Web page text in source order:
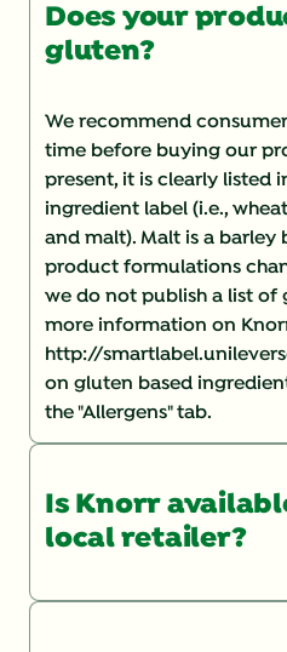
Does your
gluten?
We recommend
time before buying our
present, it is clearly listed
ingredient label (i.e.,
and malt). Malt is a barley
product formulations
we do not publish a list of
more information on
http://
on gluten based
the "Allergens" tab.
Is Knorr
local retailer?
You can check the Store